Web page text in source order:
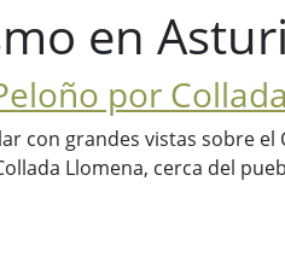
en
por
con grandes vistas sobre
Llomena, cerca del